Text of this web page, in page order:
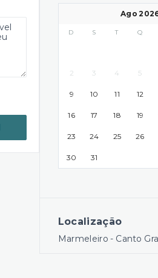
Ago
D S T Q
2 3 4 5
9 10 11 12
16 17 18 19
23 24 25 26
30 31
Localização
Marmeleiro - Canto